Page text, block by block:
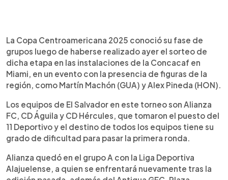
Escuchar artículo
La Copa Centroamericana 2025 conoció su fase de
grupos luego de haberse realizado ayer el sorteo de
dicha etapa en las instalaciones de la Concacaf en
Miami, en un evento con la presencia de figuras de la
región, como Martín Machón (GUA) y Alex Pineda (HON).
Los equipos de El Salvador en este torneo son Alianza
FC, CD Águila y CD Hércules, que tomaron el puesto del
11 Deportivo y el destino de todos los equipos tiene su
grado de dificultad para pasar la primera ronda.
Alianza quedó en el grupo A con la Liga Deportiva
Alajuelense, a quien se enfrentará nuevamente tras la